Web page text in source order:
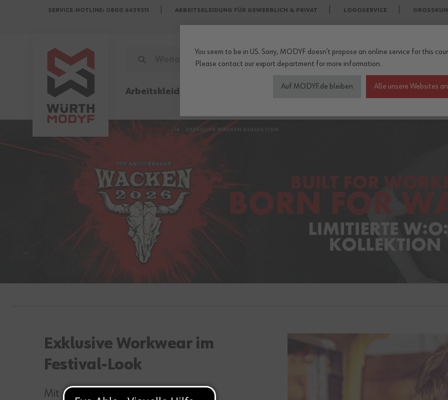
SERVICE-HOTLINE: 0800 6639311 ARBEITSKLEIDUNG FÜR GEWERBLICH & PRIVAT LOGOSERVICE
WONACH SUCHST DU?
Arbeitskleidung Wetterschutzkleidung Arbeitsschutz
WÜRTH MODYF
Exklusive Workwear im
Festival-Look
Mit der exklusiven Wacken Kollektion
You seem to be in US. Sorry, MODYF doesn’t propose an online service for this
Please contact our export department for more information.
Auf MODYF.de bleiben Alle unsere Websites